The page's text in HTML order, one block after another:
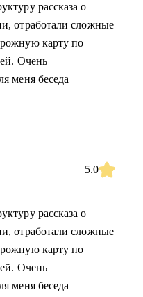
рассказа о
отработали сложные
карту по
Очень
меня беседа
5.0
рассказа о
отработали сложные
карту по
Очень
меня беседа